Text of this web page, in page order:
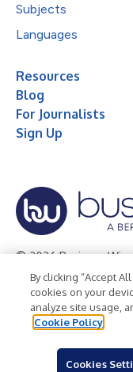
Subjects
Languages
Resources
Blog
For Journalists
Sign Up
© 2026 Business
Privacy Policy
Terms of Use
Legal
By clicking “Accept
cookies on your
analyze site usage,
Cookie Policy
Cookies